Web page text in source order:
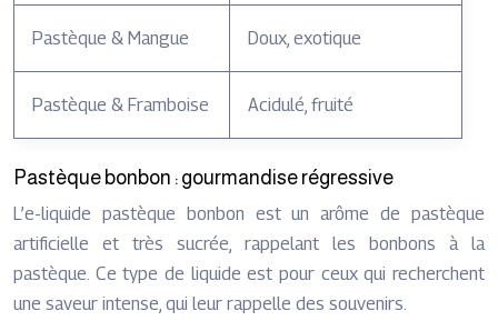
Pastèque & Mangue Doux, exotique
Pastèque & Framboise Acidulé, fruité
Pastèque bonbon : gourmandise régressive
L’e-liquide pastèque bonbon est un arôme de pastèque
artificielle et très sucrée, rappelant les bonbons à la
pastèque. Ce type de liquide est pour ceux qui recherchent
une saveur intense, qui leur rappelle des souvenirs.